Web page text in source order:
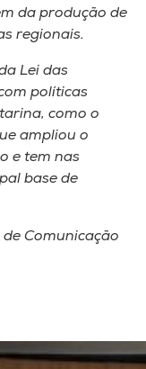
da produção de
regionais.
Lei das
políticas
como o
ampliou o
e tem nas
base de
Comunicação